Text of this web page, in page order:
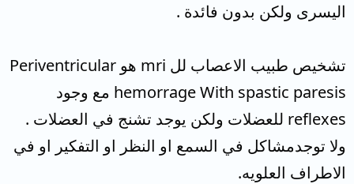
اليسرى ولكن بدون فائدة .
تشخيص طبيب الاعصاب لل mri هو Periventricular
hemorrage With spastic paresis مع وجود
reflexes للعضلات ولكن يوجد تشنج في العضلات .
ولا توجدمشاكل في السمع او النظر او التفكير او في
الاطراف العلويه.